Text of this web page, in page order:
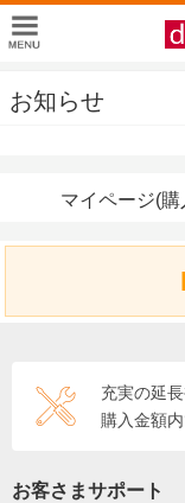
お知らせ
マイページ(
充実の延
購入金額
お客さまサポート